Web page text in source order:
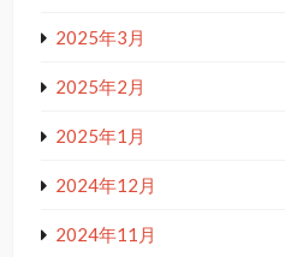
2025年3月
2025年2月
2025年1月
2024年12月
2024年11月